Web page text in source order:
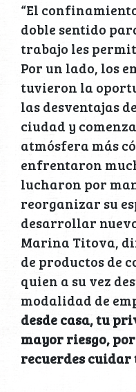
“El
doble sentido
trabajo les
Por un lado, los
tuvieron la
las desventajas
ciudad y
atmósfera más
enfrentaron
lucharon por
reorganizar su
desarrollar
Marina Titova,
de productos de
quien a su vez
modalidad de
desde casa, tu
mayor riesgo,
recuerdes